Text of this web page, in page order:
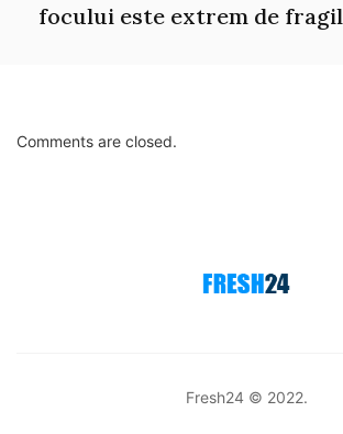
focului este extrem de fragil
Comments are closed.
Fresh24 © 2022.